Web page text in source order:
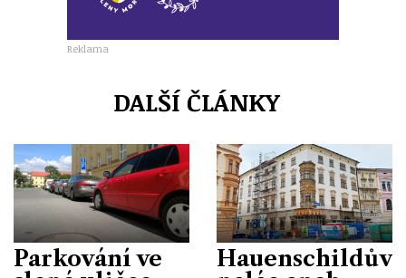
Reklama
DALŠÍ ČLÁNKY
Parkování ve
Hauenschildův